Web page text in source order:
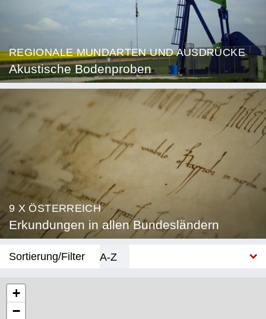
REGIONALE MUNDARTEN UND AUSDRÜCKE
Akustische Bodenproben
9 X ÖSTERREICH
Erkundungen in allen Bundesländern
Sortierung/Filter
A-Z
+
−